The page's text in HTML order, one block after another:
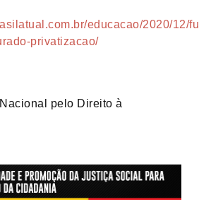
educacao/2020/12/
privatizacao/
pelo Direito à